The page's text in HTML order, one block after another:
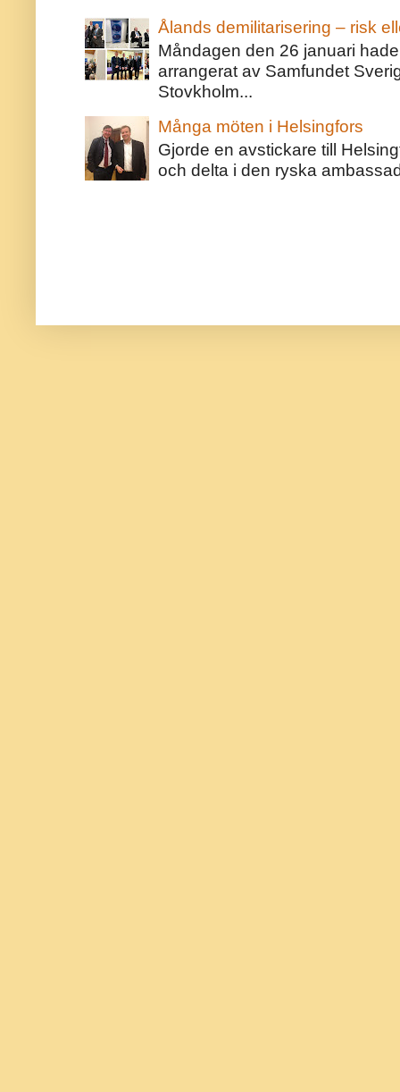
Ålands demilitarisering – risk
Måndagen den 26 januari
arrangerat av Samfundet
Stovkholm...
Många möten i Helsingfors
Gjorde en avstickare till
och delta i den ryska